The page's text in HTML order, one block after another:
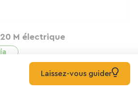
M électrique
Laissez-vous guider